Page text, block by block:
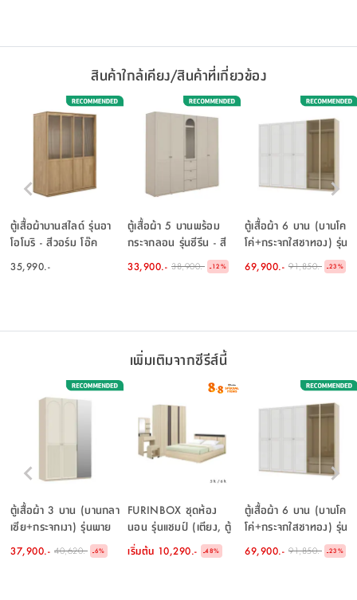
สินค้าใกล้เคียง/สินค้าที่เกี่ยวข้อง
ตู้เสื้อผ้าบานสไลด์ รุ่นอา
โอโมริ - สีวอร์ม โอ๊ค
35,990.-
ตู้เสื้อผ้า 5 บานพร้อม
กระจกลอน รุ่นซีรีน - สี
เบจ
33,900.- 38,900.- -12%
ตู้เสื้อผ้า 6 บาน (บานโค
โค่+กระจกใสชาทอง) รุ่น
พาย ขนาด 300 ซม. - สี
เบจ
69,900.- 91,850.- -23%
เพิ่มเติมจากซีรีส์นี้
ตู้เสื้อผ้า 3 บาน (บานกลา
เซีย+กระจกเงา) รุ่นพาย
ขนาด 150 ซม. - สีเบจ
37,900.- 40,620.- -6%
FURINBOX ชุดห้อง
นอน รุ่นแชมป์ (เตียง, ตู้
เสื้อผ้า, โต๊ะเครื่องแป้ง
พร้อมสตูล) - สีไลท์ วู้ด/
เริ่มต้น 10,290.- -48%
ตู้เสื้อผ้า 6 บาน (บานโค
โค่+กระจกใสชาทอง) รุ่น
พาย ขนาด 300 ซม. - สี
เบจ
69,900.- 91,850.- -23%